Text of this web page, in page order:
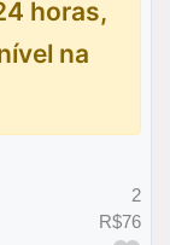
horas,
na
2
R$76